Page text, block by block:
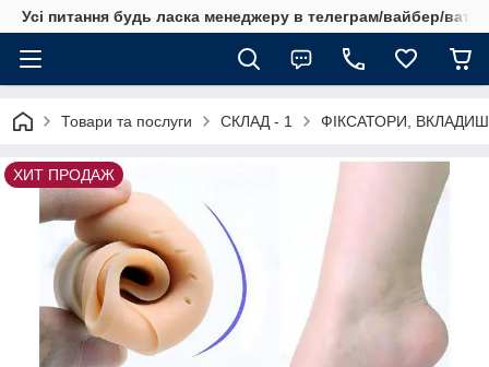
Усі питання будь ласка менеджеру в телеграм/вайбер/
Товари та послуги СКЛАД - 1 ФІКСАТОРИ,
ХИТ ПРОДАЖ